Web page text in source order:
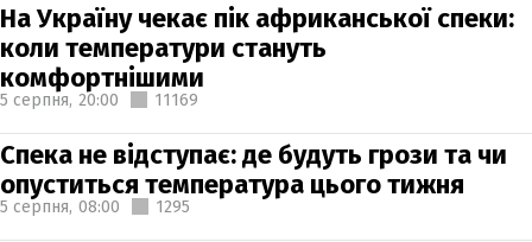
На Україну чекає пік африканської спеки:
коли температури стануть
комфортнішими
5 серпня, 20:00 11169
Спека не відступає: де будуть грози та чи
опуститься температура цього тижня
5 серпня, 08:00 1295